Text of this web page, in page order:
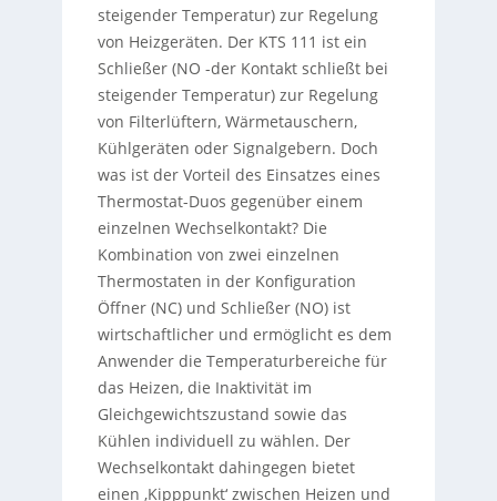
steigender Temperatur) zur Regelung
von Heizgeräten. Der KTS 111 ist ein
Schließer (NO -der Kontakt schließt bei
steigender Temperatur) zur Regelung
von Filterlüftern, Wärmetauschern,
Kühlgeräten oder Signalgebern. Doch
was ist der Vorteil des Einsatzes eines
Thermostat-Duos gegenüber einem
einzelnen Wechselkontakt? Die
Kombination von zwei einzelnen
Thermostaten in der Konfiguration
Öffner (NC) und Schließer (NO) ist
wirtschaftlicher und ermöglicht es dem
Anwender die Temperaturbereiche für
das Heizen, die Inaktivität im
Gleichgewichtszustand sowie das
Kühlen individuell zu wählen. Der
Wechselkontakt dahingegen bietet
einen ‚Kipppunkt‘ zwischen Heizen und